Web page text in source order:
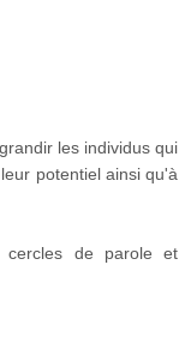
les individus qui
potentiel ainsi qu'à
cercles de parole et